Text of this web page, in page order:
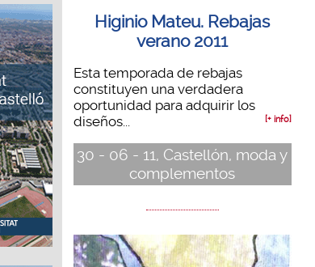
Higinio Mateu. Rebajas
verano 2011
Esta temporada de rebajas
constituyen una verdadera
oportunidad para adquirir los
diseños...
[+ info]
30 - 06 - 11, Castellón, moda y
complementos